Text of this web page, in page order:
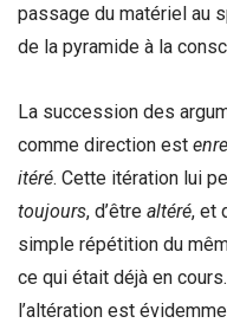
passage du matériel au
de la pyramide à la
La succession des
comme direction est
itéré. Cette itération lui
toujours, d’être altéré, et
simple répétition du
ce qui était déjà en
l’altération est